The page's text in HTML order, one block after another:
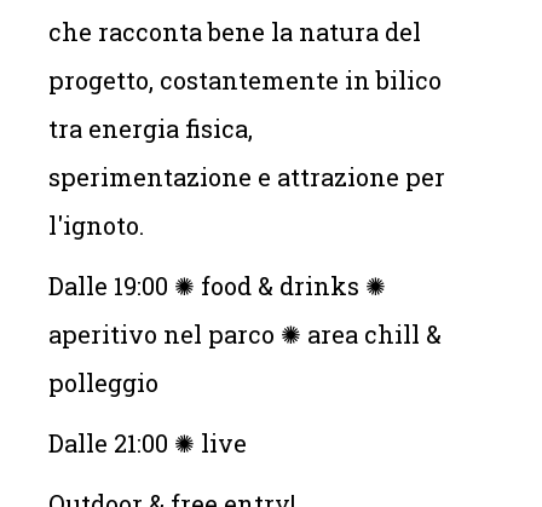
che racconta bene la natura del
progetto, costantemente in bilico
tra energia fisica,
sperimentazione e attrazione per
l'ignoto.
Dalle 19:00 ✺ food & drinks ✺
aperitivo nel parco ✺ area chill &
polleggio
Dalle 21:00 ✺ live